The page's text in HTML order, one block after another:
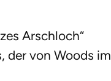
Arschloch“
der von Woods im